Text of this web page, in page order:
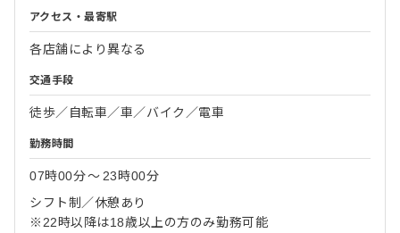
アクセス・最寄駅
各店舗により異なる
交通手段
徒歩／自転車／車／バイク／電車
勤務時間
07時00分〜 23時00分
シフト制／休憩あり
※22時以降は18歳以上の方のみ勤務可能